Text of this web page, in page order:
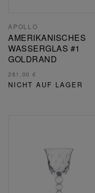
APOLLO
AMERIKANISCHES
WASSERGLAS #1
GOLDRAND
281,00 €
NICHT AUF LAGER